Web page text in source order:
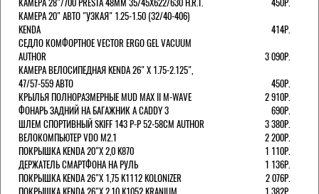
КАМЕРА 20" АВТО "УЗКАЯ" 1.25-1.50 (32/40-406)
KENDA
414Р.
СЕДЛО КОМФОРТНОЕ VECTOR ERGO GEL VACUUM
AUTHOR
3 090Р.
КАМЕРА ВЕЛОСИПЕДНАЯ KENDA 26" Х 1.75-2.125",
47/57-559 АВТО
450Р.
КРЫЛЬЯ ПОЛНОРАЗМЕРНЫЕ MUD MAX II M-WAVE
2 910Р.
ФОНАРЬ ЗАДНИЙ НА БАГАЖНИК A CADDY 3
690Р.
ШЛЕМ СПОРТИВНЫЙ SKIFF 143 Р-Р 52-58СМ AUTHOR
3 380Р.
ВЕЛОКОМПЬЮТЕР VDO M2.1
2 200Р.
ПОКРЫШКА KENDA 20"Х 2,0 K870
1 110Р.
ДЕРЖАТЕЛЬ СМАРТФОНА НА РУЛЬ
1 136Р.
ПОКРЫШКА KENDA 26"Х 1,75 K1112 KOLONIZER
2 076Р.
ПОКРЫШКА KENDA 26"Х 2,10 K1052 KRANIUM
1 382Р.